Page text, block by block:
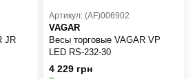
JR
Артикул: (AF)006902
VAGAR
Весы торговые VAGAR VP
LED RS-232-30
4 229 грн